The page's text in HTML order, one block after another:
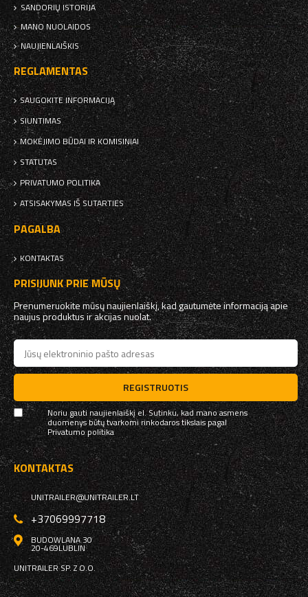
SANDORIŲ ISTORIJA
MANO NUOLAIDOS
NAUJIENLAIŠKIS
REGLAMENTAS
SAUGOKITE INFORMACIJĄ
SIUNTIMAS
MOKĖJIMO BŪDAI IR KOMISINIAI
STATUTAS
PRIVATUMO POLITIKA
ATSISAKYMAS IŠ SUTARTIES
PAGALBA
KONTAKTAS
PRISIJUNK PRIE MŪSŲ
Prenumeruokite mūsų naujienlaiškį, kad gautumėte informaciją apie
naujus produktus ir akcijas nuolat.
REGISTRUOTIS
Noriu gauti naujienlaiškį el. Sutinku, kad mano asmens
duomenys būtų tvarkomi rinkodaros tikslais pagal
Privatumo politika
KONTAKTAS
UNITRAILER@UNITRAILER.LT
+37069997718
BUDOWLANA 30
20-469LUBLIN
UNITRAILER SP. Z O.O.